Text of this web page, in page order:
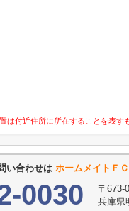
は付近住所に所在することを表す
い合わせは ホームメイトＦ
0030
〒673-
兵庫